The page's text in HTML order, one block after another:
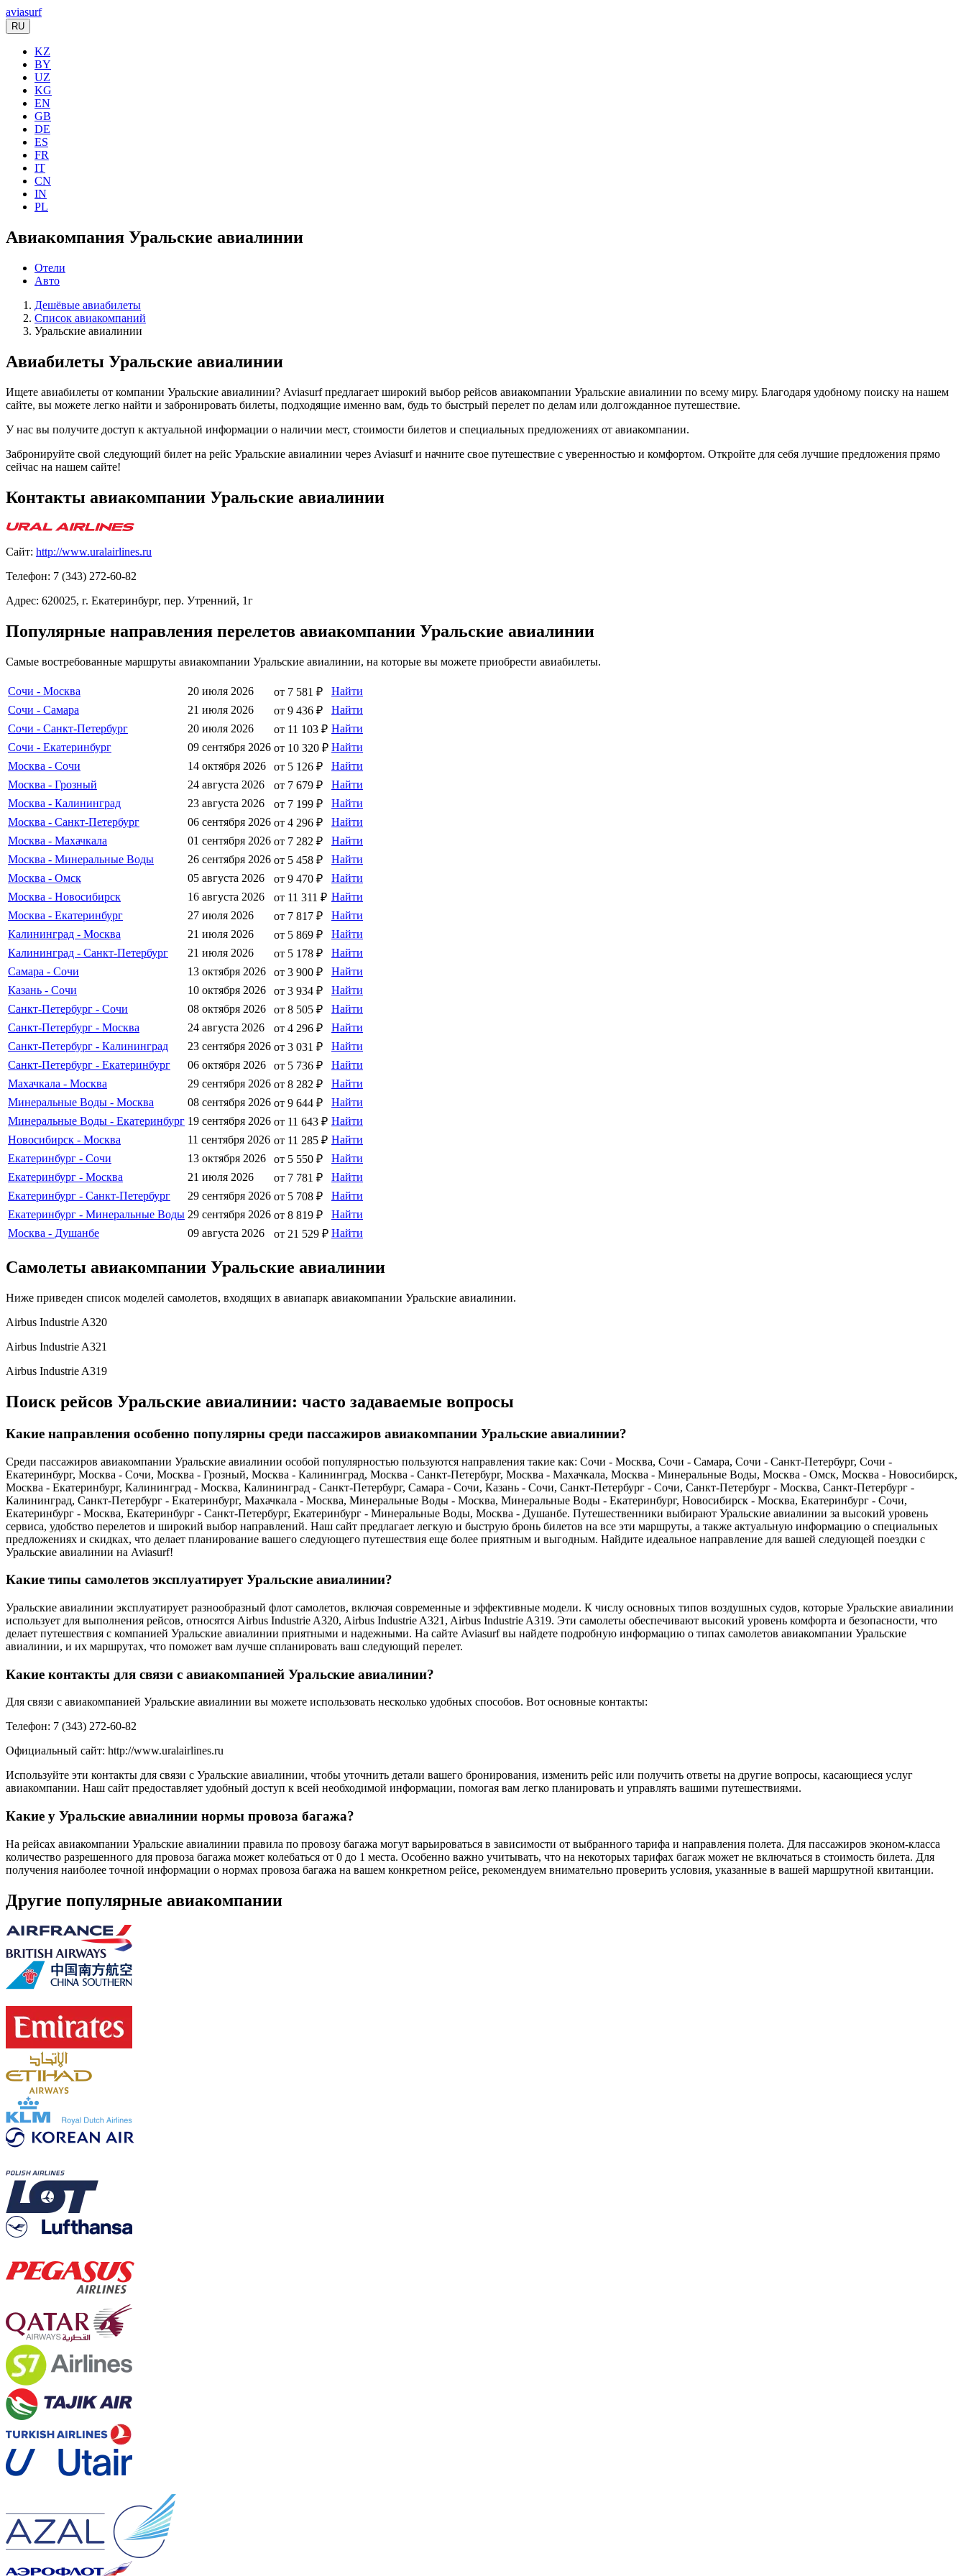
aviasurf
RU
KZ
BY
UZ
KG
EN
GB
DE
ES
FR
IT
CN
IN
PL
Авиакомпания Уральские авиалинии
Отели
Авто
Дешёвые авиабилеты
Список авиакомпаний
Уральские авиалинии
Авиабилеты Уральские авиалинии
Ищете авиабилеты от компании Уральские авиалинии? Aviasurf предлагает широкий выбор рейсов авиакомпании Уральские авиалинии по всему миру. Благодаря удобному поиску на нашем
сайте, вы можете легко найти и забронировать билеты, подходящие именно вам, будь то быстрый перелет по делам или долгожданное путешествие.
У нас вы получите доступ к актуальной информации о наличии мест, стоимости билетов и специальных предложениях от авиакомпании.
Забронируйте свой следующий билет на рейс Уральские авиалинии через Aviasurf и начните свое путешествие с уверенностью и комфортом. Откройте для себя лучшие предложения прямо
сейчас на нашем сайте!
Контакты авиакомпании Уральские авиалинии
Сайт: http://www.uralairlines.ru
Телефон: 7 (343) 272-60-82
Адрес: 620025, г. Екатеринбург, пер. Утренний, 1г
Популярные направления перелетов авиакомпании Уральские авиалинии
Самые востребованные маршруты авиакомпании Уральские авиалинии, на которые вы можете приобрести авиабилеты.
Сочи - Москва 20 июля 2026 от 7 581 ₽
Найти
Сочи - Самара
21 июля 2026 от 9 436 ₽
Найти
Сочи - Санкт-Петербург
20 июля 2026 от 11 103 ₽ Найти
Сочи - Екатеринбург
09 сентября 2026 от 10 320 ₽ Найти
Москва - Сочи
14 октября 2026 от 5 126 ₽
Найти
Москва - Грозный
24 августа 2026 от 7 679 ₽
Найти
Москва - Калининград
23 августа 2026 от 7 199 ₽
Найти
Москва - Санкт-Петербург
06 сентября 2026 от 4 296 ₽
Найти
Москва - Махачкала
01 сентября 2026 от 7 282 ₽
Найти
Москва - Минеральные Воды
26 сентября 2026 от 5 458 ₽
Найти
Москва - Омск
05 августа 2026 от 9 470 ₽
Найти
Москва - Новосибирск
16 августа 2026 от 11 311 ₽ Найти
Москва - Екатеринбург
27 июля 2026 от 7 817 ₽
Найти
Калининград - Москва
21 июля 2026 от 5 869 ₽
Найти
Калининград - Санкт-Петербург
21 июля 2026 от 5 178 ₽
Найти
Самара - Сочи
13 октября 2026 от 3 900 ₽
Найти
Казань - Сочи
10 октября 2026 от 3 934 ₽
Найти
Санкт-Петербург - Сочи
08 октября 2026 от 8 505 ₽
Найти
Санкт-Петербург - Москва
24 августа 2026 от 4 296 ₽
Найти
Санкт-Петербург - Калининград
23 сентября 2026 от 3 031 ₽
Найти
Санкт-Петербург - Екатеринбург
06 октября 2026 от 5 736 ₽
Найти
Махачкала - Москва
29 сентября 2026 от 8 282 ₽
Найти
Минеральные Воды - Москва
08 сентября 2026 от 9 644 ₽
Найти
Минеральные Воды - Екатеринбург 19 сентября 2026 от 11 643 ₽ Найти
Новосибирск - Москва
11 сентября 2026 от 11 285 ₽ Найти
Екатеринбург - Сочи
13 октября 2026 от 5 550 ₽
Найти
Екатеринбург - Москва
21 июля 2026 от 7 781 ₽
Найти
Екатеринбург - Санкт-Петербург
29 сентября 2026 от 5 708 ₽
Найти
Екатеринбург - Минеральные Воды 29 сентября 2026 от 8 819 ₽
Найти
Москва - Душанбе
09 августа 2026 от 21 529 ₽ Найти
Самолеты авиакомпании Уральские авиалинии
Ниже приведен список моделей самолетов, входящих в авиапарк авиакомпании Уральские авиалинии.
Airbus Industrie A320
Airbus Industrie A321
Airbus Industrie A319
Поиск рейсов Уральские авиалинии: часто задаваемые вопросы
Какие направления особенно популярны среди пассажиров авиакомпании Уральские авиалинии?
Среди пассажиров авиакомпании Уральские авиалинии особой популярностью пользуются направления такие как: Сочи - Москва, Сочи - Самара, Сочи - Санкт-Петербург, Сочи -
Екатеринбург, Москва - Сочи, Москва - Грозный, Москва - Калининград, Москва - Санкт-Петербург, Москва - Махачкала, Москва - Минеральные Воды, Москва - Омск, Москва - Новосибирск,
Москва - Екатеринбург, Калининград - Москва, Калининград - Санкт-Петербург, Самара - Сочи, Казань - Сочи, Санкт-Петербург - Сочи, Санкт-Петербург - Москва, Санкт-Петербург -
Калининград, Санкт-Петербург - Екатеринбург, Махачкала - Москва, Минеральные Воды - Москва, Минеральные Воды - Екатеринбург, Новосибирск - Москва, Екатеринбург - Сочи,
Екатеринбург - Москва, Екатеринбург - Санкт-Петербург, Екатеринбург - Минеральные Воды, Москва - Душанбе. Путешественники выбирают Уральские авиалинии за высокий уровень
сервиса, удобство перелетов и широкий выбор направлений. Наш сайт предлагает легкую и быструю бронь билетов на все эти маршруты, а также актуальную информацию о специальных
предложениях и скидках, что делает планирование вашего следующего путешествия еще более приятным и выгодным. Найдите идеальное направление для вашей следующей поездки с
Уральские авиалинии на Aviasurf!
Какие типы самолетов эксплуатирует Уральские авиалинии?
Уральские авиалинии эксплуатирует разнообразный флот самолетов, включая современные и эффективные модели. К числу основных типов воздушных судов, которые Уральские авиалинии
использует для выполнения рейсов, относятся Airbus Industrie A320, Airbus Industrie A321, Airbus Industrie A319. Эти самолеты обеспечивают высокий уровень комфорта и безопасности, что
делает путешествия с компанией Уральские авиалинии приятными и надежными. На сайте Aviasurf вы найдете подробную информацию о типах самолетов авиакомпании Уральские
авиалинии, и их маршрутах, что поможет вам лучше спланировать ваш следующий перелет.
Какие контакты для связи с авиакомпанией Уральские авиалинии?
Для связи с авиакомпанией Уральские авиалинии вы можете использовать несколько удобных способов. Вот основные контакты:
Телефон: 7 (343) 272-60-82
Официальный сайт: http://www.uralairlines.ru
Используйте эти контакты для связи с Уральские авиалинии, чтобы уточнить детали вашего бронирования, изменить рейс или получить ответы на другие вопросы, касающиеся услуг
авиакомпании. Наш сайт предоставляет удобный доступ к всей необходимой информации, помогая вам легко планировать и управлять вашими путешествиями.
Какие у Уральские авиалинии нормы провоза багажа?
На рейсах авиакомпании Уральские авиалинии правила по провозу багажа могут варьироваться в зависимости от выбранного тарифа и направления полета. Для пассажиров эконом-класса
количество разрешенного для провоза багажа может колебаться от 0 до 1 места. Особенно важно учитывать, что на некоторых тарифах багаж может не включаться в стоимость билета. Для
получения наиболее точной информации о нормах провоза багажа на вашем конкретном рейсе, рекомендуем внимательно проверить условия, указанные в вашей маршрутной квитанции.
Другие популярные авиакомпании